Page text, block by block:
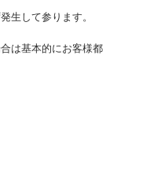
生して参ります。
は基本的にお客様都